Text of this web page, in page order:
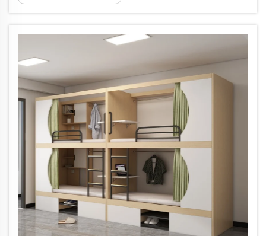
жер токтотуучу мебель чечимдерин сатып
үчүн маанилүү. Салмақтын чеги кездейсоо